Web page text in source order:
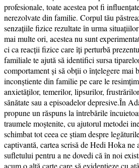
profesionale, toate acestea pot fi
nerezolvate din familie. Corpul tău
senzațiile fizice rezultate în urma
mai multe ori, acestea nu sunt
ci ca reacții fizice care îți perturbă
familiale te ajută să identifici sursa
comportament și să obții o înțelegere mai
inconștiente din familie pe care le
anxietăților, temerilor, lipsurilor,
sănătate sau a episoadelor depresive.În
propune un răspuns la întrebările
traumele moștenite, cu ajutorul metodei
schimbat tot ceea ce știam despre
captivantă, cartea scrisă de Hedi Hoka ne
sufletului pentru a ne dovedi că în noi
acum o altă carte care să evidențieze cu